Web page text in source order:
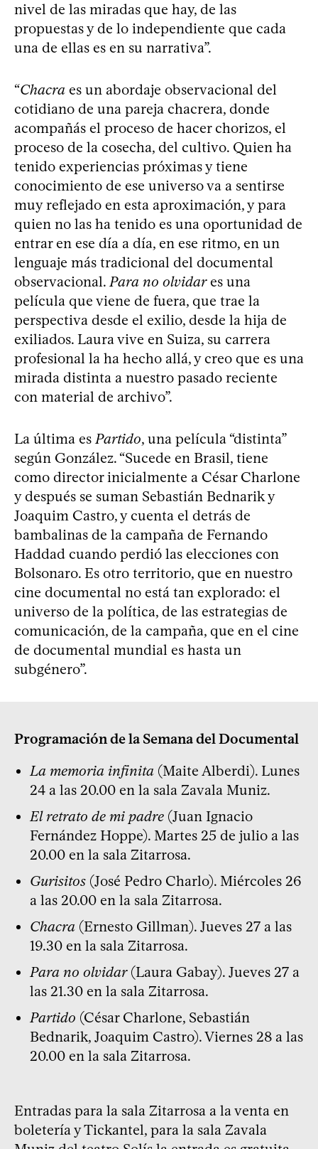
nivel de las miradas que hay, de las
propuestas y de lo independiente que cada
una de ellas es en su narrativa”.
“Chacra es un abordaje observacional del
cotidiano de una pareja chacrera, donde
acompañás el proceso de hacer chorizos, el
proceso de la cosecha, del cultivo. Quien ha
tenido experiencias próximas y tiene
conocimiento de ese universo va a sentirse
muy reflejado en esta aproximación, y para
quien no las ha tenido es una oportunidad de
entrar en ese día a día, en ese ritmo, en un
lenguaje más tradicional del documental
observacional.Para no olvidares una
película que viene de fuera, que trae la
perspectiva desde el exilio, desde la hija de
exiliados. Laura vive en Suiza, su carrera
profesional la ha hecho allá, y creo que es una
mirada distinta a nuestro pasado reciente
con material de archivo”.
La última esPartido, una película “distinta”
según González. “Sucede en Brasil, tiene
como director inicialmente a César Charlone
y después se suman Sebastián Bednarik y
Joaquim Castro, y cuenta el detrás de
bambalinas de la campaña de Fernando
Haddad cuando perdió las elecciones con
Bolsonaro. Es otro territorio, que en nuestro
cine documental no está tan explorado: el
universo de la política, de las estrategias de
comunicación, de la campaña, que en el cine
de documental mundial es hasta un
subgénero”.
Programación de la Semana del Documental
La memoria infinita (Maite Alberdi). Lunes
24 a las 20.00 en la sala Zavala Muniz.
El retrato de mi padre (Juan Ignacio
Fernández Hoppe). Martes 25 de julio a las
20.00 en la sala Zitarrosa.
Gurisitos (José Pedro Charlo). Miércoles 26
a las 20.00 en la sala Zitarrosa.
Chacra (Ernesto Gillman). Jueves 27 a las
19.30 en la sala Zitarrosa.
Para no olvidar(Laura Gabay). Jueves 27 a
las 21.30 en la sala Zitarrosa.
Partido (César Charlone, Sebastián
Bednarik, Joaquim Castro). Viernes 28 a las
20.00 en la sala Zitarrosa.
Entradas para la sala Zitarrosa a la venta en
boletería y Tickantel, para la sala Zavala